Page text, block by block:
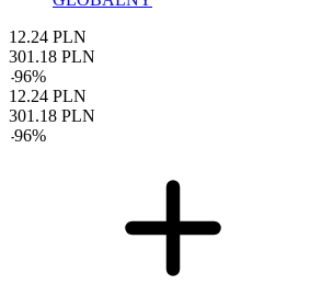
12.24 PLN
301.18 PLN
-96%
12.24 PLN
301.18 PLN
-96%